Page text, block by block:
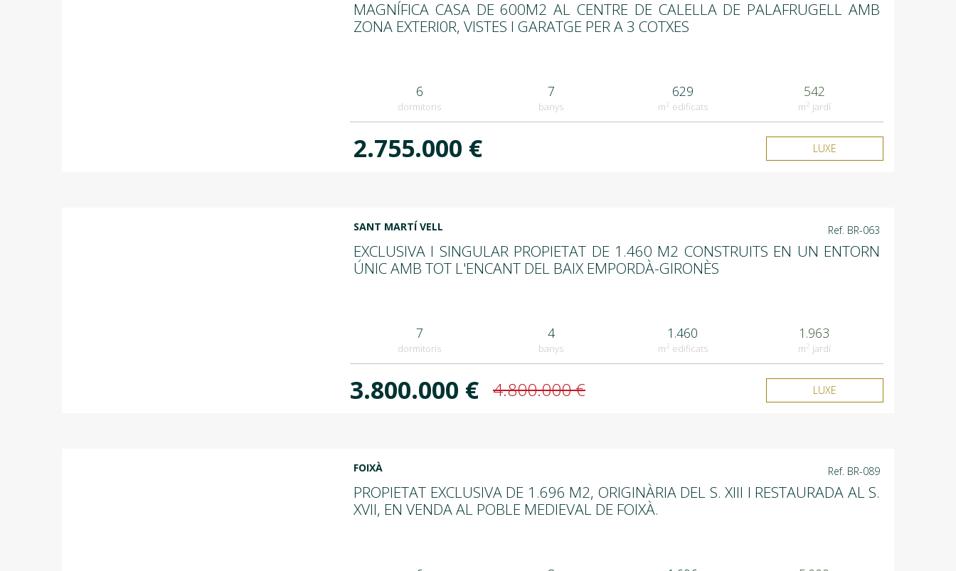
MAGNÍFICA CASA DE 600M2 AL CENTRE DE CALELLA DE PALAFRUGELL AMB
ZONA EXTERI0R, VISTES I GARATGE PER A 3 COTXES
6
dormitoris
7
banys
629
m2 edificats
542
m2 jardí
2.755.000 € LUXE
SANT MARTÍ VELL Ref. BR-063
EXCLUSIVA I SINGULAR PROPIETAT DE 1.460 M2 CONSTRUITS EN UN ENTORN
ÚNIC AMB TOT L'ENCANT DEL BAIX EMPORDÀ-GIRONÈS
7
dormitoris
4
banys
1.460
m2 edificats
1.963
m2 jardí
3.800.000 € 4.800.000 € LUXE
FOIXÀ Ref. BR-089
PROPIETAT EXCLUSIVA DE 1.696 M2, ORIGINÀRIA DEL S. XIII I RESTAURADA AL S.
XVII, EN VENDA AL POBLE MEDIEVAL DE FOIXÀ.